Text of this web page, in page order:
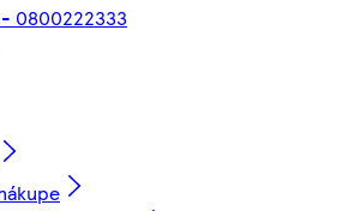
0800222333